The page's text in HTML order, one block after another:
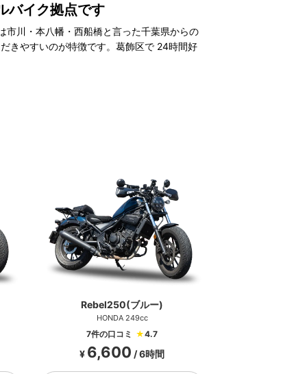
バイク拠点です
市川・本八幡・西船橋と言った千葉県からの
きやすいのが特徴です。葛飾区で 24時間好
Rebel250(ブルー)
HONDA 249cc
7件の口コミ ★4.7
¥ 6,600 / 6時間